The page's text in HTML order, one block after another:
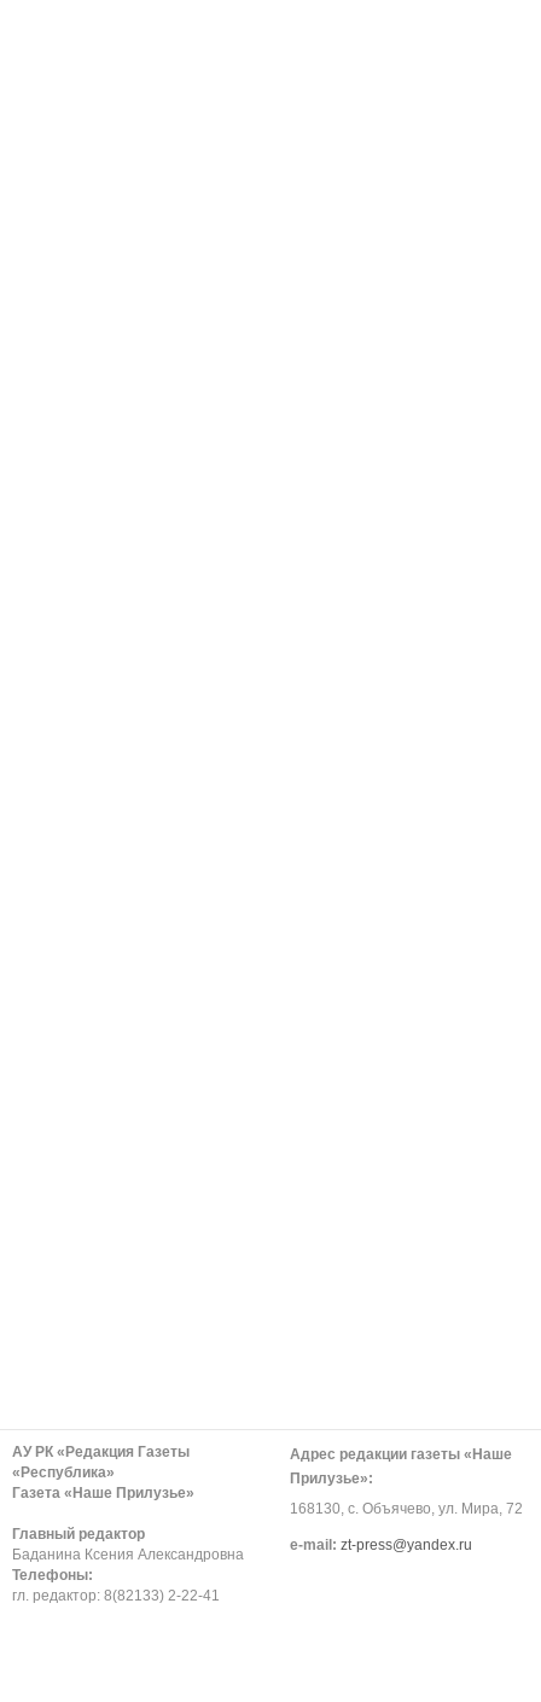
АУ РК «Редакция Газеты
«Республика»
Газета «Наше Прилузье»
Главный редактор
Баданина Ксения Александровна
Телефоны:
гл. редактор: 8(82133) 2-22-41
Адрес редакции газеты «Наше
Прилузье»:
168130, с. Объячево, ул. Мира, 72
е-mail: zt-press@yandex.ru